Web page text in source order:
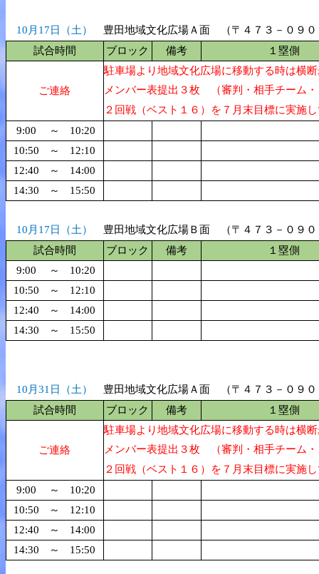
10月17日（土）
豊田地域文化広場Ａ面 （〒４７３－０
試合時間
ブロック 備考 １塁側
ご連絡
駐車場より地域文化広場に移動する時は横
メンバー表提出３枚 （審判・相手チーム
２回戦（ベスト１６）を７月末目標に実施
9:00
～
10:20
10:50
～
12:10
12:40
～
14:00
14:30
～ 15:50
10月17日（土）
豊田地域文化広場Ｂ面 （〒４７３－０
試合時間
ブロック 備考
１塁側
9:00
～
10:20
10:50
～
12:10
12:40
～
14:00
14:30
～ 15:50
10月31日（土）
豊田地域文化広場Ａ面 （〒４７３－０
試合時間
ブロック 備考 １塁側
ご連絡
駐車場より地域文化広場に移動する時は横
メンバー表提出３枚 （審判・相手チーム
２回戦（ベスト１６）を７月末目標に実施
9:00
～
10:20
10:50
～
12:10
12:40
～
14:00
14:30
～ 15:50